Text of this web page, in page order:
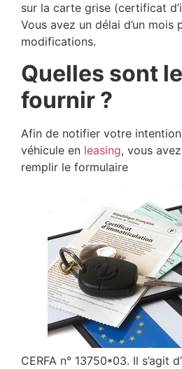
sur la carte grise (certificat
Vous avez un délai d’un
modifications.
Quelles sont
fournir ?
Afin de notifier votre
véhicule en leasing, vous
remplir le formulaire
CERFA n° 13750*03. Il s’agit